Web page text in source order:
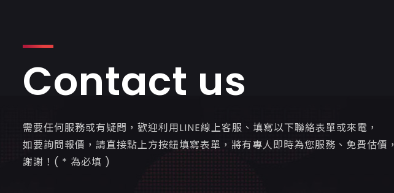
Contact us
需要任何服務或有疑問，歡迎利用LINE線上客服、填寫以下聯絡表單或來電，
如要詢問報價，請直接點上方按鈕填寫表單，將有專人即時為您服務、免費估價，
謝謝！( * 為必填 )